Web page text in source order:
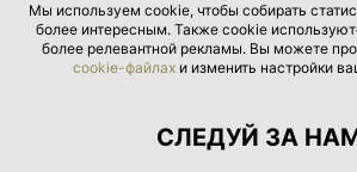
Мы используем cookie, чтобы собирать
более интересным. Также cookie
более релевантной рекламы. Вы можете
cookie-файлах и изменить настройки
СЛЕДУЙ ЗА